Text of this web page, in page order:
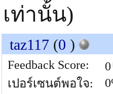
เท่านั้น)
taz117 (0 )
Feedback Score:
0
เปอร์เซนต์พอใจ: